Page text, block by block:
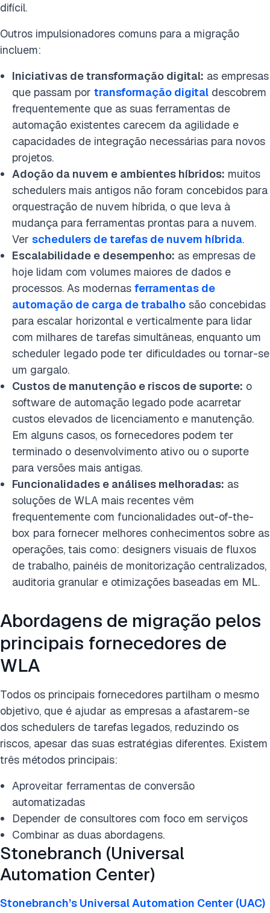
difícil.
Outros impulsionadores comuns para a migração
incluem:
Iniciativas de transformação digital: as empresas
que passam por transformação digital descobrem
frequentemente que as suas ferramentas de
automação existentes carecem da agilidade e
capacidades de integração necessárias para novos
projetos.
Adoção da nuvem e ambientes híbridos: muitos
schedulers mais antigos não foram concebidos para
orquestração de nuvem híbrida, o que leva à
mudança para ferramentas prontas para a nuvem.
Ver schedulers de tarefas de nuvem híbrida.
Escalabilidade e desempenho: as empresas de
hoje lidam com volumes maiores de dados e
processos. As modernas ferramentas de
automação de carga de trabalho são concebidas
para escalar horizontal e verticalmente para lidar
com milhares de tarefas simultâneas, enquanto um
scheduler legado pode ter dificuldades ou tornar-se
um gargalo.
Custos de manutenção e riscos de suporte: o
software de automação legado pode acarretar
custos elevados de licenciamento e manutenção.
Em alguns casos, os fornecedores podem ter
terminado o desenvolvimento ativo ou o suporte
para versões mais antigas.
Funcionalidades e análises melhoradas: as
soluções de WLA mais recentes vêm
frequentemente com funcionalidades out-of-the-
box para fornecer melhores conhecimentos sobre as
operações, tais como: designers visuais de fluxos
de trabalho, painéis de monitorização centralizados,
auditoria granular e otimizações baseadas em ML.
Abordagens de migração pelos
principais fornecedores de
WLA
Todos os principais fornecedores partilham o mesmo
objetivo, que é ajudar as empresas a afastarem-se
dos schedulers de tarefas legados, reduzindo os
riscos, apesar das suas estratégias diferentes. Existem
três métodos principais:
Aproveitar ferramentas de conversão
automatizadas
Depender de consultores com foco em serviços
Combinar as duas abordagens.
Stonebranch (Universal
Automation Center)
Stonebranch’s Universal Automation Center (UAC)